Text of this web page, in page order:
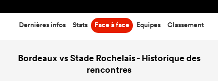
Dernières infos Stats Face à face Equipes Classement
Bordeaux vs Stade Rochelais - Historique des
rencontres